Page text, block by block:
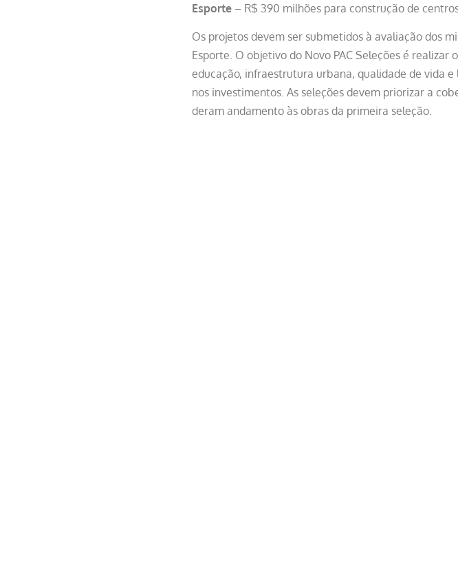
Esporte– R$ 390 milhões para construção de
Os projetos devem ser submetidos à avaliação dos
Esporte. O objetivo do Novo PAC Seleções é
educação, infraestrutura urbana, qualidade de vida
nos investimentos. As seleções devem priorizar a
deram andamento às obras da primeira seleção.